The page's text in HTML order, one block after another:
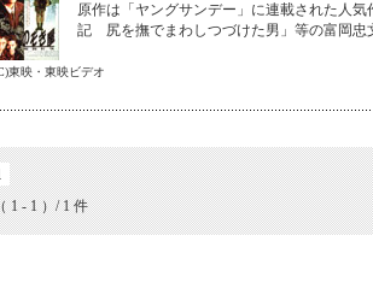
原作は「ヤングサンデー」に連載された人
記 尻を撫でまわしつづけた男」等の富岡忠
東映・東映ビデオ
1 - 1 ）/ 1 件